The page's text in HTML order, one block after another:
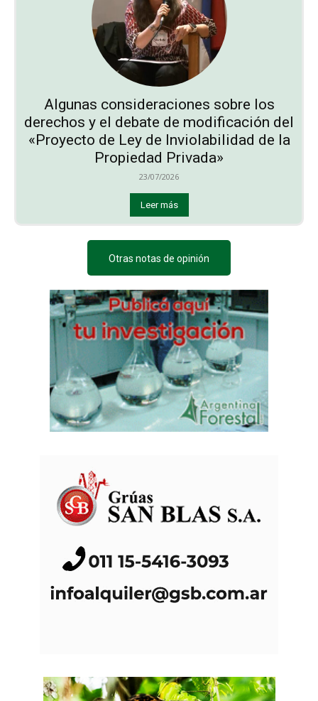
Algunas consideraciones sobre los
derechos y el debate de modificación del
«Proyecto de Ley de Inviolabilidad de la
Propiedad Privada»
23/07/2026
Leer más
Otras notas de opinión